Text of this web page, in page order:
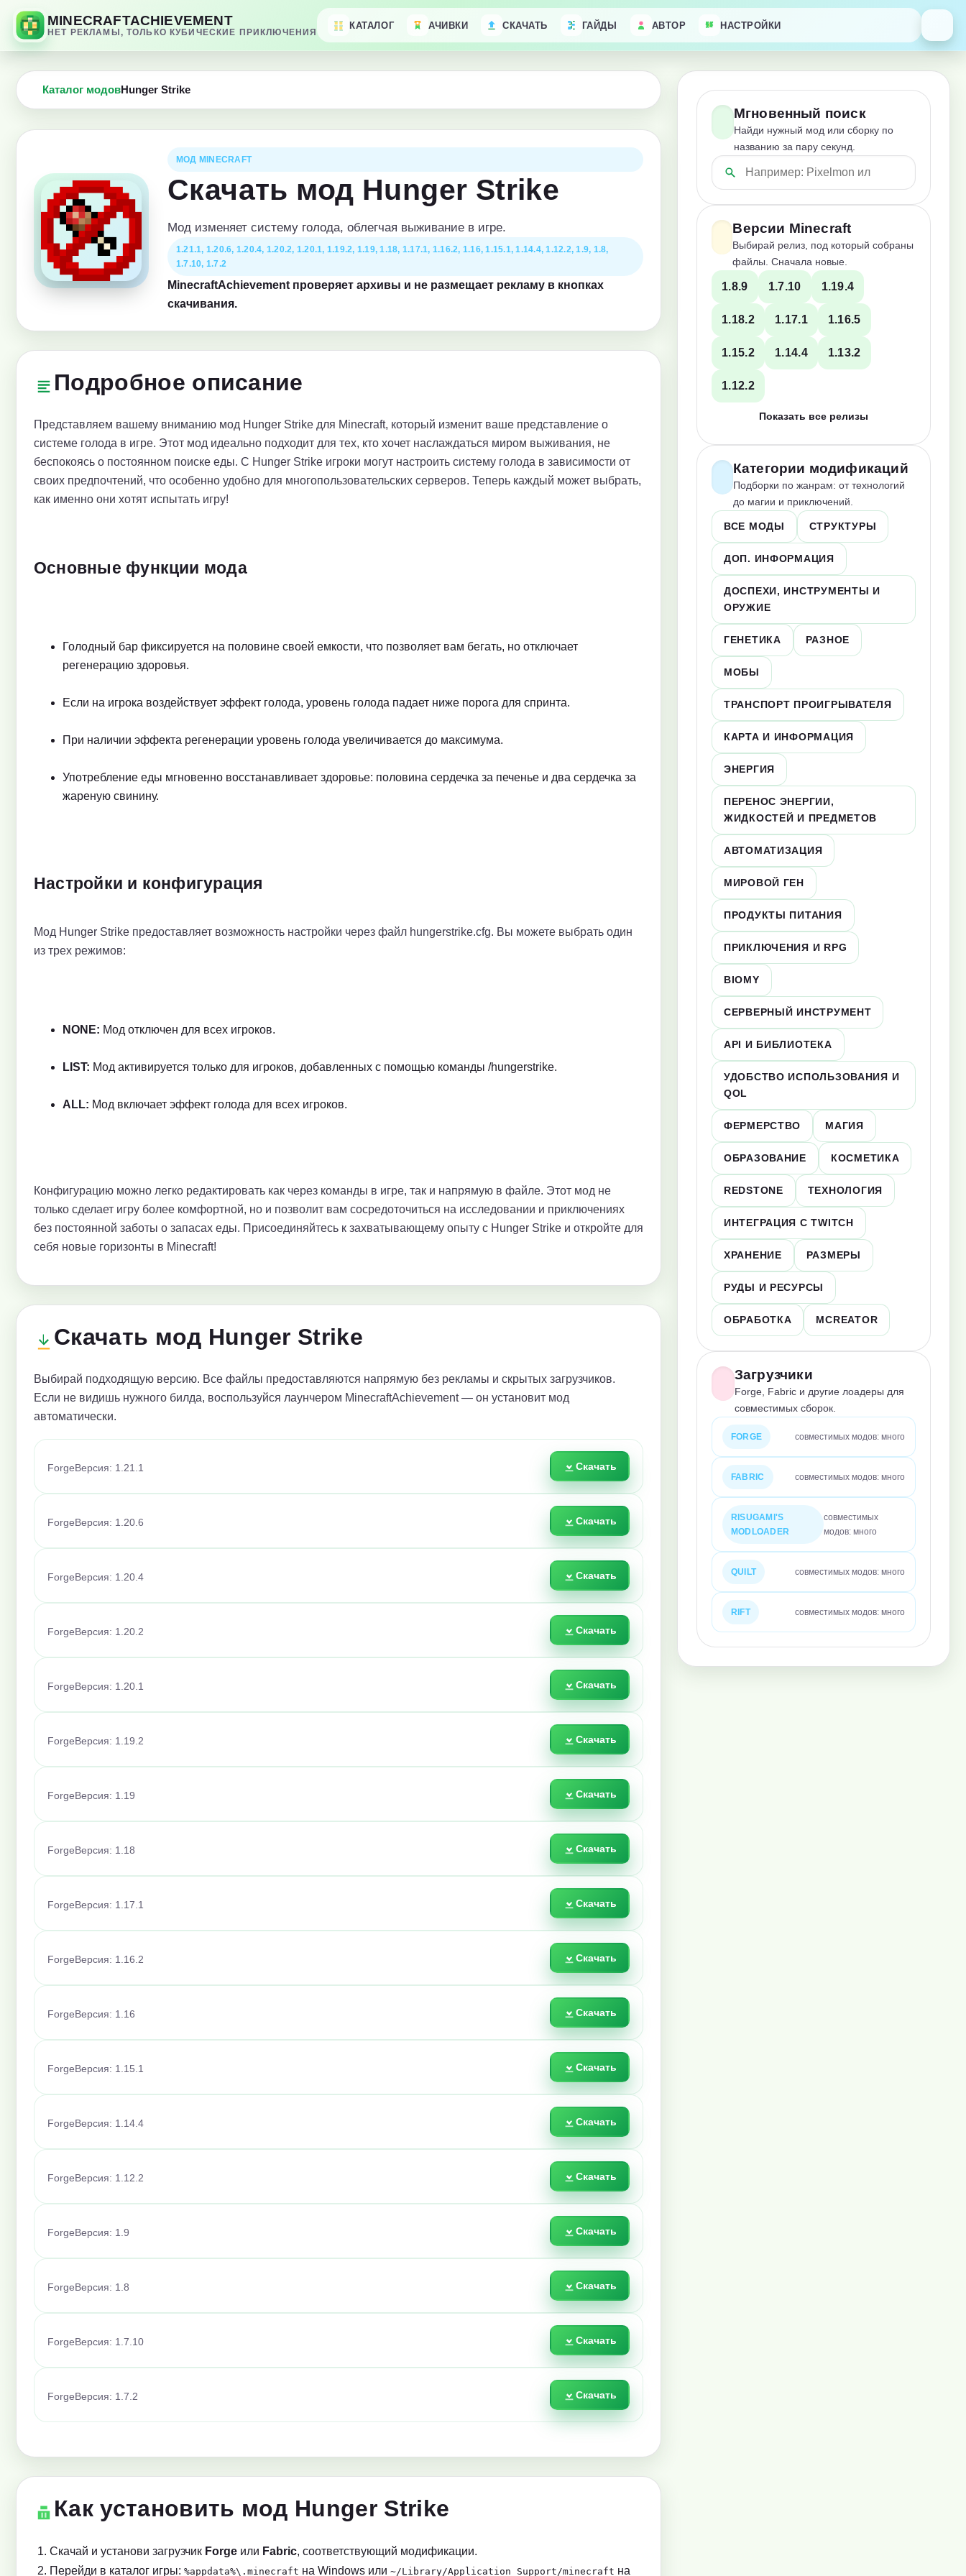
MINECRAFTACHIEVEMENT
НЕТ РЕКЛАМЫ, ТОЛЬКО КУБИЧЕСКИЕ ПРИКЛЮЧЕНИЯ
КАТАЛОГ АЧИВКИ СКАЧАТЬ ГАЙДЫ АВТОР НАСТРОЙКИ
Каталог модовHunger Strike
МОД MINECRAFT
Скачать мод Hunger Strike
Мод изменяет систему голода, облегчая выживание в игре.
1.21.1, 1.20.6, 1.20.4, 1.20.2, 1.20.1, 1.19.2, 1.19, 1.18, 1.17.1, 1.16.2, 1.16, 1.15.1, 1.14.4, 1.12.2, 1.9, 1.8,
1.7.10, 1.7.2
MinecraftAchievement проверяет архивы и не размещает рекламу в кнопках
скачивания.
Подробное описание
Представляем вашему вниманию мод Hunger Strike для Minecraft, который изменит ваше представление о
системе голода в игре. Этот мод идеально подходит для тех, кто хочет наслаждаться миром выживания, не
беспокоясь о постоянном поиске еды. С Hunger Strike игроки могут настроить систему голода в зависимости от
своих предпочтений, что особенно удобно для многопользовательских серверов. Теперь каждый может выбрать,
как именно они хотят испытать игру!
Основные функции мода
Голодный бар фиксируется на половине своей емкости, что позволяет вам бегать, но отключает
регенерацию здоровья.
Если на игрока воздействует эффект голода, уровень голода падает ниже порога для спринта.
При наличии эффекта регенерации уровень голода увеличивается до максимума.
Употребление еды мгновенно восстанавливает здоровье: половина сердечка за печенье и два сердечка за
жареную свинину.
Настройки и конфигурация
Мод Hunger Strike предоставляет возможность настройки через файл hungerstrike.cfg. Вы можете выбрать один
из трех режимов:
NONE: Мод отключен для всех игроков.
LIST: Мод активируется только для игроков, добавленных с помощью команды /hungerstrike.
ALL: Мод включает эффект голода для всех игроков.
Конфигурацию можно легко редактировать как через команды в игре, так и напрямую в файле. Этот мод не
только сделает игру более комфортной, но и позволит вам сосредоточиться на исследовании и приключениях
без постоянной заботы о запасах еды. Присоединяйтесь к захватывающему опыту с Hunger Strike и откройте для
себя новые горизонты в Minecraft!
Скачать мод Hunger Strike
Выбирай подходящую версию. Все файлы предоставляются напрямую без рекламы и скрытых загрузчиков.
Если не видишь нужного билда, воспользуйся лаунчером MinecraftAchievement — он установит мод
автоматически.
Forge Версия: 1.21.1 Скачать
Forge Версия: 1.20.6 Скачать
Forge Версия: 1.20.4 Скачать
Forge Версия: 1.20.2 Скачать
Forge Версия: 1.20.1 Скачать
Forge Версия: 1.19.2 Скачать
Forge Версия: 1.19 Скачать
Forge Версия: 1.18 Скачать
Forge Версия: 1.17.1 Скачать
Forge Версия: 1.16.2 Скачать
Forge Версия: 1.16 Скачать
Forge Версия: 1.15.1 Скачать
Forge Версия: 1.14.4 Скачать
Forge Версия: 1.12.2 Скачать
Forge Версия: 1.9 Скачать
Forge Версия: 1.8 Скачать
Forge Версия: 1.7.10 Скачать
Forge Версия: 1.7.2 Скачать
Как установить мод Hunger Strike
Скачай и установи загрузчик Forge или Fabric, соответствующий модификации.
Перейди в каталог игры: %appdata%\.minecraft на Windows или ~/Library/Application Support/minecraft на
Мгновенный поиск
Найди нужный мод или сборку по
названию за пару секунд.
Версии Minecraft
Выбирай релиз, под который собраны
файлы. Сначала новые.
1.8.9 1.7.10 1.19.4
1.18.2 1.17.1 1.16.5
1.15.2 1.14.4 1.13.2
1.12.2
Показать все релизы
Категории модификаций
Подборки по жанрам: от технологий
до магии и приключений.
ВСЕ МОДЫ СТРУКТУРЫ
ДОП. ИНФОРМАЦИЯ
ДОСПЕХИ, ИНСТРУМЕНТЫ И
ОРУЖИЕ
ГЕНЕТИКА РАЗНОЕ
МОБЫ
ТРАНСПОРТ ПРОИГРЫВАТЕЛЯ
КАРТА И ИНФОРМАЦИЯ
ЭНЕРГИЯ
ПЕРЕНОС ЭНЕРГИИ,
ЖИДКОСТЕЙ И ПРЕДМЕТОВ
АВТОМАТИЗАЦИЯ
МИРОВОЙ ГЕН
ПРОДУКТЫ ПИТАНИЯ
ПРИКЛЮЧЕНИЯ И RPG
BIOMY
СЕРВЕРНЫЙ ИНСТРУМЕНТ
API И БИБЛИОТЕКА
УДОБСТВО ИСПОЛЬЗОВАНИЯ И
QOL
ФЕРМЕРСТВО МАГИЯ
ОБРАЗОВАНИЕ КОСМЕТИКА
REDSTONE ТЕХНОЛОГИЯ
ИНТЕГРАЦИЯ С TWITCH
ХРАНЕНИЕ РАЗМЕРЫ
РУДЫ И РЕСУРСЫ
ОБРАБОТКА MCREATOR
Загрузчики
Forge, Fabric и другие лоадеры для
совместимых сборок.
FORGE совместимых модов: много
FABRIC совместимых модов: много
RISUGAMI'S
MODLOADER
совместимых
модов: много
QUILT совместимых модов: много
RIFT совместимых модов: много